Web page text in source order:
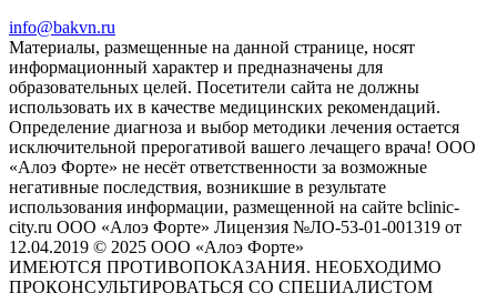
info@bakvn.ru
Материалы, размещенные на данной странице, носят
информационный характер и предназначены для
образовательных целей. Посетители сайта не должны
использовать их в качестве медицинских рекомендаций.
Определение диагноза и выбор методики лечения остается
исключительной прерогативой вашего лечащего врача! ООО
«Алоэ Форте» не несёт ответственности за возможные
негативные последствия, возникшие в результате
использования информации, размещенной на сайте bclinic-
city.ru ООО «Алоэ Форте» Лицензия №ЛО-53-01-001319 от
12.04.2019 © 2025 ООО «Алоэ Форте»
ИМЕЮТСЯ ПРОТИВОПОКАЗАНИЯ. НЕОБХОДИМО
ПРОКОНСУЛЬТИРОВАТЬСЯ СО СПЕЦИАЛИСТОМ